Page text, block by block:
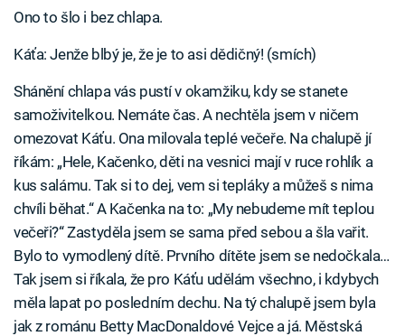
Ono to šlo i bez chlapa.
Káťa: Jenže blbý je, že je to asi dědičný! (smích)
Shánění chlapa vás pustí v okamžiku, kdy se stanete
samoživitelkou. Nemáte čas. A nechtěla jsem v ničem
omezovat Káťu. Ona milovala teplé večeře. Na chalupě jí
říkám: „Hele, Kačenko, děti na vesnici mají v ruce rohlík a
kus salámu. Tak si to dej, vem si tepláky a můžeš s nima
chvíli běhat.“ A Kačenka na to: „My nebudeme mít teplou
večeři?“ Zastyděla jsem se sama před sebou a šla vařit.
Bylo to vymodlený dítě. Prvního dítěte jsem se nedočkala…
Tak jsem si říkala, že pro Káťu udělám všechno, i kdybych
měla lapat po posledním dechu. Na tý chalupě jsem byla
jak z románu Betty MacDonaldové Vejce a já. Městská